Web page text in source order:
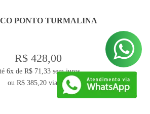
PONTO TURMALINA
R$ 428,00
6xde R$ 71,33 sem juros
ou R$ 385,20via Pix